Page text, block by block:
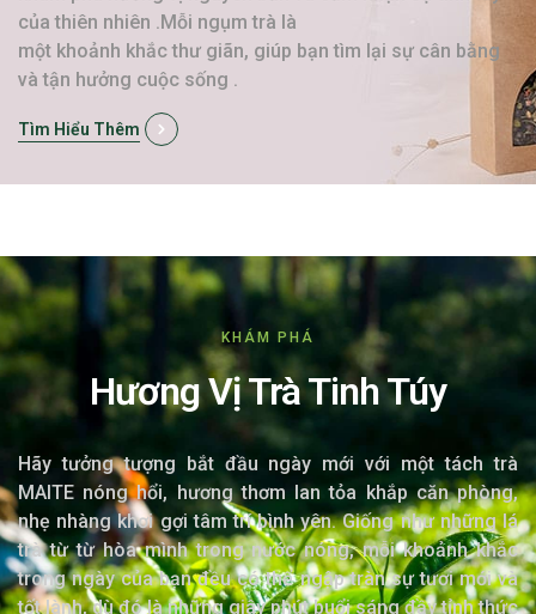
của thiên nhiên .Mỗi ngụm trà là
một khoảnh khắc thư giãn, giúp bạn tìm lại sự cân bằng
và tận hưởng cuộc sống .
Tìm Hiểu Thêm
KHÁM PHÁ
Hương Vị Trà Tinh Túy
Hãy tưởng tượng bắt đầu ngày mới với một tách trà
MAITE nóng hổi, hương thơm lan tỏa khắp căn phòng,
nhẹ nhàng khơi gợi tâm trí bình yên. Giống như những lá
trà từ từ hòa mình trong nước nóng, mỗi khoảnh khắc
trong ngày của bạn đều có thể ngập tràn sự tươi mới và
tốt lành, dù đó là những giây phút buổi sáng đầy tỉnh thức